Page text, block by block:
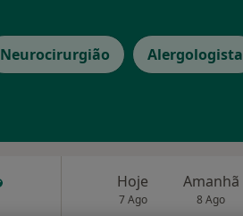
Neurocirurgião Alergologista
Hoje
7 Ago
Amanhã
8 Ago